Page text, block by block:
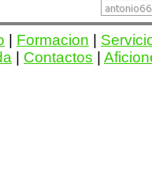
Formacion
Contactos